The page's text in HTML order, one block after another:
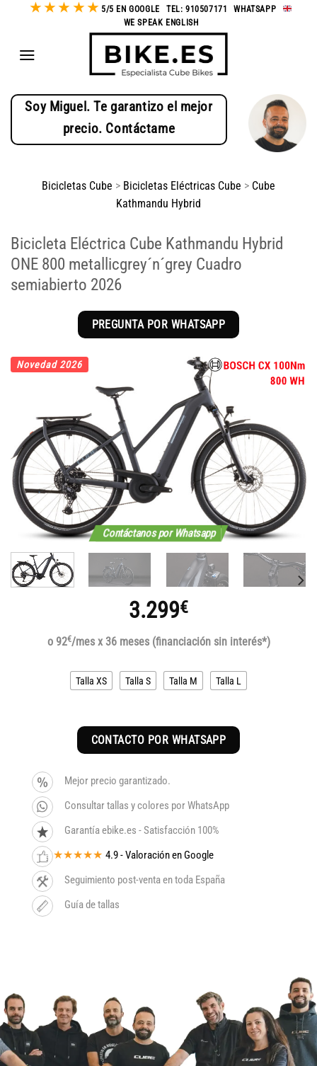
★★ ★ ★★ 5/5 EN GOOGLE TEL: 910507171 -WHATSAPP
WE SPEAK ENGLISH
Soy Miguel. Te garantizo el mejor
precio. Contáctame
Bicicletas Cube > Bicicletas Eléctricas Cube > Cube
Kathmandu Hybrid
Bicicleta Eléctrica Cube Kathmandu Hybrid
ONE 800 metallicgrey´n´grey Cuadro
semiabierto 2026
PREGUNTA POR WHATSAPP
Contáctanos por Whatsapp
Novedad 2026
3.299€
o 92€/mes x 36 meses (financiación sin interés*)
Talla XS Talla S Talla M Talla L
CONTACTO POR WHATSAPP
Mejor precio garantizado.
Consultar tallas y colores por WhatsApp
Garantía ebike.es - Satisfacción 100%
★★★★★ 4.9 - Valoración en Google
Seguimiento post-venta en toda España
Guía de tallas